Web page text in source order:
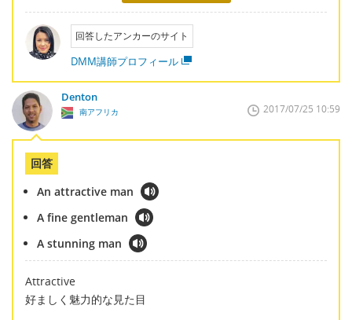
回答したアンカーのサイト
DMM講師プロフィール
Denton
南アフリカ 2017/07/25 10:59
回答
An attractive man
A fine gentleman
A stunning man
Attractive
好ましく魅力的な見た目